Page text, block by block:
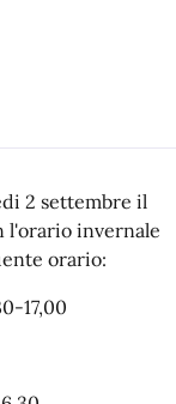
2 settembre il
l'orario invernale
orario:
17,00